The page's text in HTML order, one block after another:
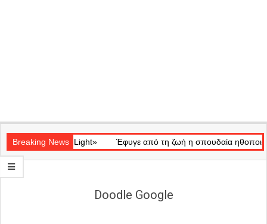
Navigation
Menu
Breaking News
«Ray of Light» Έφυγε από τη ζωή η σπουδαία ηθοποιός
Doodle Google